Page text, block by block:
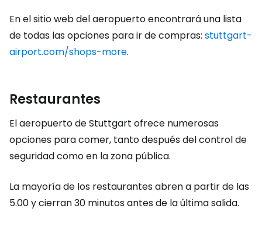
En el sitio web del aeropuerto encontrará una lista
de todas las opciones para ir de compras: stuttgart-
airport.com/shops-more.
Restaurantes
El aeropuerto de Stuttgart ofrece numerosas
opciones para comer, tanto después del control de
seguridad como en la zona pública.
La mayoría de los restaurantes abren a partir de las
5.00 y cierran 30 minutos antes de la última salida.